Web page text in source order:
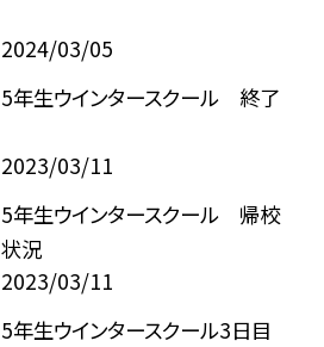
2024/03/05
5年生ウインタースクール 終了
2023/03/11
5年生ウインタースクール 帰校
状況
2023/03/11
5年生ウインタースクール3日目